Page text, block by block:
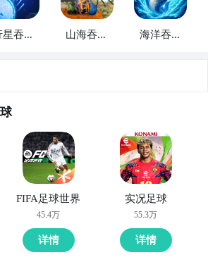
存》
游戏还是挺少见的，在本作中你将
恐龙之间的纷争，需要从小型恐龙
最终成为侏罗纪时代最强大的恐
官方
，订阅怪兽吞噬进化的开测提醒
吞噬
山海吞噬
海洋吞噬
FIFA足球世界
45.4万
详情
实况足球
55.3万
详情